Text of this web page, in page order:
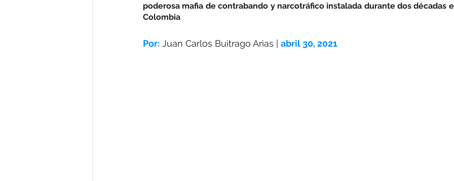
poderosa mafia de contrabando y narcotráfico instalada durante dos décadas
Colombia
Por: Juan Carlos Buitrago Arias abril 30, 2021